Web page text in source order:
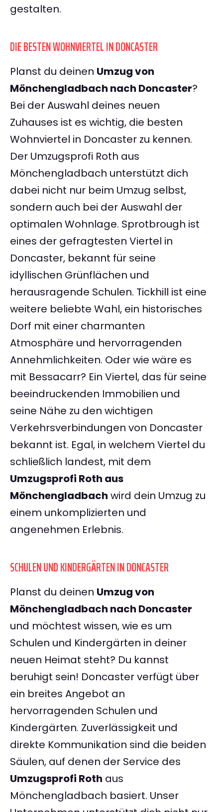
gestalten.
DIE BESTEN WOHNVIERTEL IN DONCASTER
Planst du deinen Umzug von
Mönchengladbach nach Doncaster?
Bei der Auswahl deines neuen
Zuhauses ist es wichtig, die besten
Wohnviertel in Doncaster zu kennen.
Der Umzugsprofi Roth aus
Mönchengladbach unterstützt dich
dabei nicht nur beim Umzug selbst,
sondern auch bei der Auswahl der
optimalen Wohnlage. Sprotbrough ist
eines der gefragtesten Viertel in
Doncaster, bekannt für seine
idyllischen Grünflächen und
herausragende Schulen. Tickhill ist eine
weitere beliebte Wahl, ein historisches
Dorf mit einer charmanten
Atmosphäre und hervorragenden
Annehmlichkeiten. Oder wie wäre es
mit Bessacarr? Ein Viertel, das für seine
beeindruckenden Immobilien und
seine Nähe zu den wichtigen
Verkehrsverbindungen von Doncaster
bekannt ist. Egal, in welchem Viertel du
schließlich landest, mit dem
Umzugsprofi Roth aus
Mönchengladbach wird dein Umzug zu
einem unkomplizierten und
angenehmen Erlebnis.
SCHULEN UND KINDERGÄRTEN IN DONCASTER
Planst du deinen Umzug von
Mönchengladbach nach Doncaster
und möchtest wissen, wie es um
Schulen und Kindergärten in deiner
neuen Heimat steht? Du kannst
beruhigt sein! Doncaster verfügt über
ein breites Angebot an
hervorragenden Schulen und
Kindergärten. Zuverlässigkeit und
direkte Kommunikation sind die beiden
Säulen, auf denen der Service des
Umzugsprofi Roth aus
Mönchengladbach basiert. Unser